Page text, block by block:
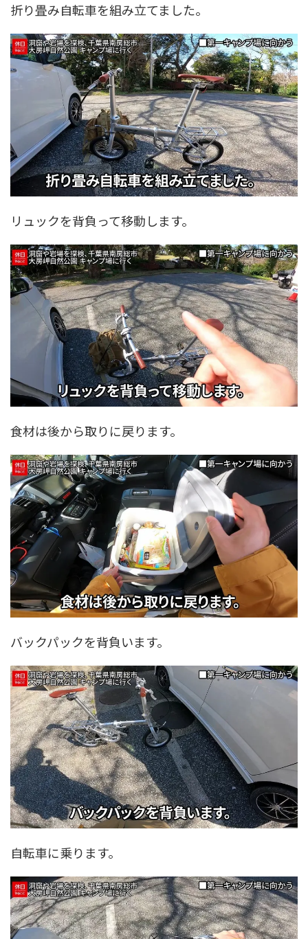
折り畳み自転車を組み立てました。
リュックを背負って移動します。
食材は後から取りに戻ります。
バックパックを背負います。
自転車に乗ります。